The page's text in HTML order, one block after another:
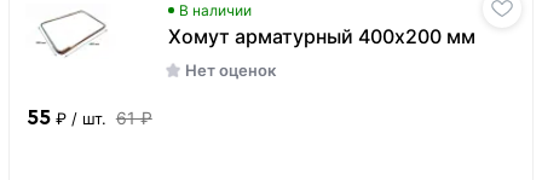
В наличии
Хомут арматурный 400x200 мм
Нет оценок
55 ₽ / шт. 61 ₽